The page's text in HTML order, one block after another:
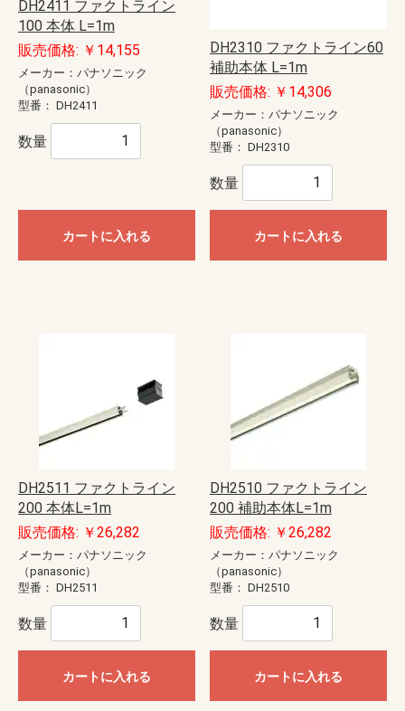
DH2411 ファクトライン
100 本体 L=1m
販売価格: ￥14,155
メーカー：パナソニック
（panasonic）
型番： DH2411
数量
カートに入れる
DH2310 ファクトライン60
補助本体 L=1m
販売価格: ￥14,306
メーカー：パナソニック
（panasonic）
型番： DH2310
数量
カートに入れる
DH2511 ファクトライン
200 本体L=1m
販売価格: ￥26,282
メーカー：パナソニック
（panasonic）
型番： DH2511
数量
カートに入れる
DH2510 ファクトライン
200 補助本体L=1m
販売価格: ￥26,282
メーカー：パナソニック
（panasonic）
型番： DH2510
数量
カートに入れる